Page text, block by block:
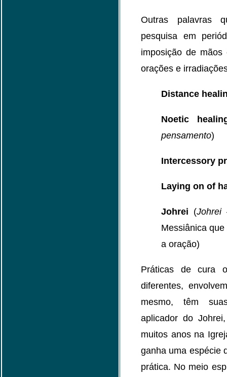
Outras palavras
pesquisa em
imposição de
orações e
Distance
Noetic
pensamento)
Intercessory
Laying on of
Johrei (Johrei
Messiânica
a oração)
Práticas de cura
diferentes,
mesmo, têm
aplicador do
muitos anos na
ganha uma espécie
prática. No meio